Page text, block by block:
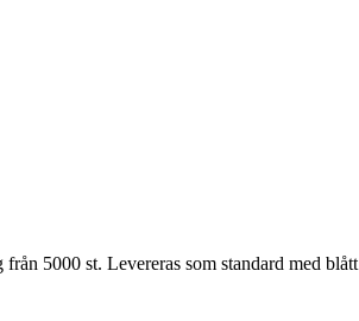
5000 st. Levereras som standard med